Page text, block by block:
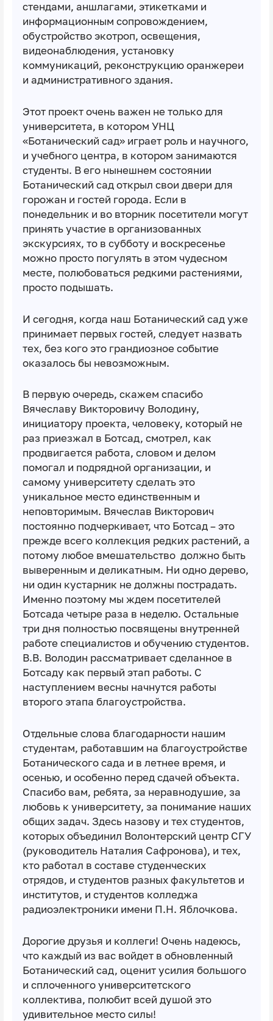
стендами, аншлагами, этикетками и
информационным сопровождением,
обустройство экотроп, освещения,
видеонаблюдения, установку
коммуникаций, реконструкцию оранжереи
и административного здания.
Этот проект очень важен не только для
университета, в котором УНЦ
«Ботанический сад» играет роль и научного,
и учебного центра, в котором занимаются
студенты. В его нынешнем состоянии
Ботанический сад открыл свои двери для
горожан и гостей города. Если в
понедельник и во вторник посетители могут
принять участие в организованных
экскурсиях, то в субботу и воскресенье
можно просто погулять в этом чудесном
месте, полюбоваться редкими растениями,
просто подышать.
И сегодня, когда наш Ботанический сад уже
принимает первых гостей, следует назвать
тех, без кого это грандиозное событие
оказалось бы невозможным.
В первую очередь, скажем спасибо
Вячеславу Викторовичу Володину,
инициатору проекта, человеку, который не
раз приезжал в Ботсад, смотрел, как
продвигается работа, словом и делом
помогал и подрядной организации, и
самому университету сделать это
уникальное место единственным и
неповторимым. Вячеслав Викторович
постоянно подчеркивает, что Ботсад – это
прежде всего коллекция редких растений, а
потому любое вмешательство должно быть
выверенным и деликатным. Ни одно дерево,
ни один кустарник не должны пострадать.
Именно поэтому мы ждем посетителей
Ботсада четыре раза в неделю. Остальные
три дня полностью посвящены внутренней
работе специалистов и обучению студентов.
В.В. Володин рассматривает сделанное в
Ботсаду как первый этап работы. С
наступлением весны начнутся работы
второго этапа благоустройства.
Отдельные слова благодарности нашим
студентам, работавшим на благоустройстве
Ботанического сада и в летнее время, и
осенью, и особенно перед сдачей объекта.
Спасибо вам, ребята, за неравнодушие, за
любовь к университету, за понимание наших
общих задач. Здесь назову и тех студентов,
которых объединил Волонтерский центр СГУ
(руководитель Наталия Сафронова), и тех,
кто работал в составе студенческих
отрядов, и студентов разных факультетов и
институтов, и студентов колледжа
радиоэлектроники имени П.Н. Яблочкова.
Дорогие друзья и коллеги! Очень надеюсь,
что каждый из вас войдет в обновленный
Ботанический сад, оценит усилия большого
и сплоченного университетского
коллектива, полюбит всей душой это
удивительное место силы!